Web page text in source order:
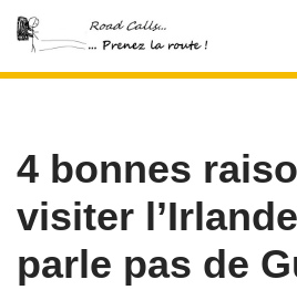
Aller
4 bonnes
visiter
parle pas de